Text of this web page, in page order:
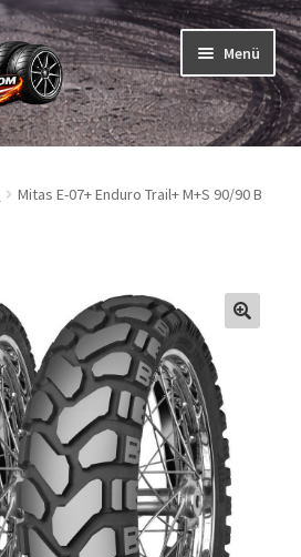
Menü
Mitas E-07+ Enduro Trail+ M+S 90/90 B